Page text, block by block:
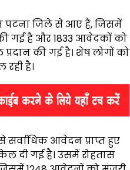
पटना जिले से आए हैं, जिसमें
गई है और 1833 आवेदकों को
की गई है। शेष लोगों को
रही है।
सर्वाधिक आवेदन प्राप्त हुए
दी गई है। उसमें रोहतास